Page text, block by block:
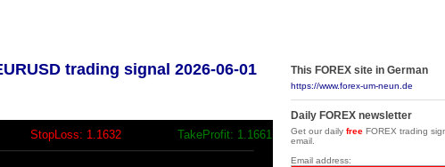
trading signal 2026-06-01
StopLoss: 1.1632 TakeProfit: 1.1661
This FOREX site in German
https://www.forex-um-neun.de
Daily FOREX newsletter
Get our daily free FOREX trading
email.
Email address: